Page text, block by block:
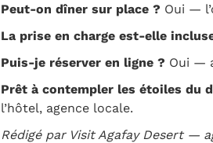
Peut-on dîner sur place ? Oui —
La prise en charge est-elle
Puis-je réserver en ligne ? Oui —
Prêt à contempler les étoiles du
l’hôtel, agence locale.
Rédigé par Visit Agafay Desert —